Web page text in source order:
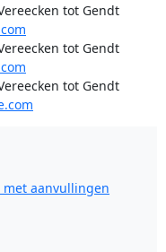
tot Gendt
tot Gendt
tot Gendt
met aanvullingen